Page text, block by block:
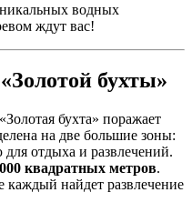
водных
ждут вас!
бухты»
бухта» поражает
на две большие зоны:
отдыха и развлечений.
квадратных метров.
найдет развлечение